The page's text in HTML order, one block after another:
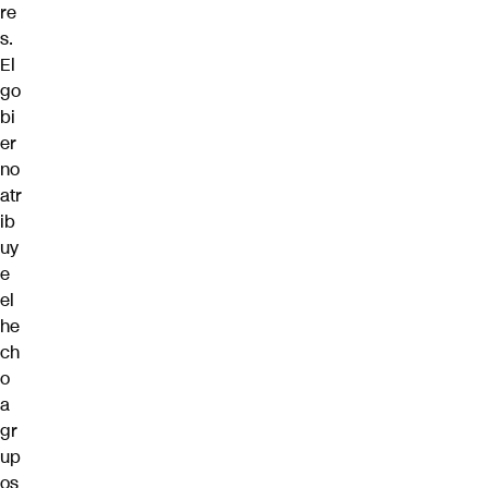
re
s.
El
go
bi
er
no
atr
ib
uy
e
el
he
ch
o
a
gr
up
os